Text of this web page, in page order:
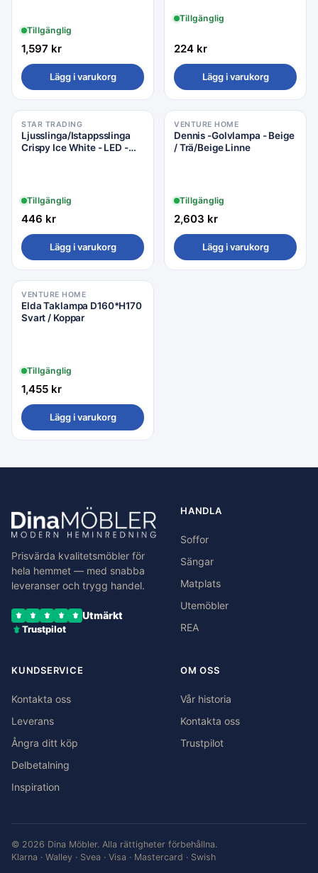
Tillgänglig
1,597 kr
Lägg i varukorg
Tillgänglig
224 kr
Lägg i varukorg
STAR TRADING
Ljusslinga/Istappsslinga
Crispy Ice White - LED -
Tillgänglig
446 kr
Lägg i varukorg
VENTURE HOME
Dennis -Golvlampa - Beige
/ Trä/Beige Linne
Tillgänglig
2,603 kr
Lägg i varukorg
VENTURE HOME
Elda Taklampa D160*H170
Svart / Koppar
Tillgänglig
1,455 kr
Lägg i varukorg
Prisvärda kvalitetsmöbler för
hela hemmet — med snabba
leveranser och trygg handel.
Utmärkt
Trustpilot
HANDLA
Soffor
Sängar
Matplats
Utemöbler
REA
KUNDSERVICE
Kontakta oss
Leverans
Ångra ditt köp
Delbetalning
Inspiration
OM OSS
Vår historia
Kontakta oss
Trustpilot
© 2026 Dina Möbler. Alla rättigheter förbehållna.
Klarna · Walley · Svea · Visa · Mastercard · Swish